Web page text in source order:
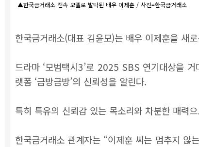
▲한국금거래소 전속 모델로 발탁된 배우 이제훈 / 사진=한국금거래소
한국금거래소(대표 김윤모)는 배우 이제훈을 새
드라마 ‘모범택시3’로 2025 SBS 연기대상을
랫폼 ‘금방금방’의 신뢰성을 알린다.
특히 특유의 신뢰감 있는 목소리와 차분한 매력
한국금거래소 관계자는 “이제훈 씨는 멈추지 않